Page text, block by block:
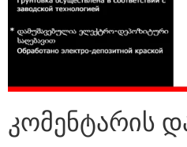
კომენტარის